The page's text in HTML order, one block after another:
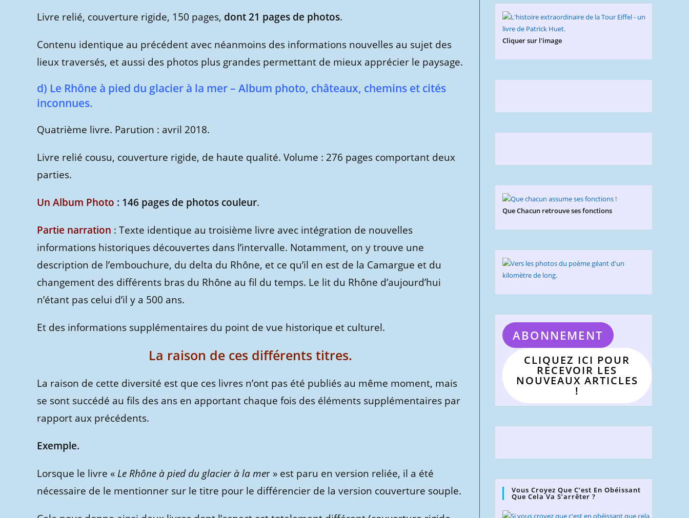
Livre relié, couverture rigide, 150 pages, dont 21 pages de photos.
Contenu identique au précédent avec néanmoins des informations nouvelles au sujet des
lieux traversés, et aussi des photos plus grandes permettant de mieux apprécier le paysage.
d) Le Rhône à pied du glacier à la mer – Album photo, châteaux, chemins et cités
inconnues.
Quatrième livre. Parution : avril 2018.
Livre relié cousu, couverture rigide, de haute qualité. Volume : 276 pages comportant deux
parties.
Un Album Photo : 146 pages de photos couleur.
Partie narration : Texte identique au troisième livre avec intégration de nouvelles
informations historiques découvertes dans l’intervalle. Notamment, on y trouve une
description de l’embouchure, du delta du Rhône, et ce qu’il en est de la Camargue et du
changement des différents bras du Rhône au fil du temps. Le lit du Rhône d’aujourd’hui
n’étant pas celui d’il y a 500 ans.
Et des informations supplémentaires du point de vue historique et culturel.
La raison de ces différents titres.
La raison de cette diversité est que ces livres n’ont pas été publiés au même moment, mais
se sont succédé au fils des ans en apportant chaque fois des éléments supplémentaires par
rapport aux précédents.
Exemple.
Lorsque le livre « Le Rhône à pied du glacier à la mer » est paru en version reliée, il a été
nécessaire de le mentionner sur le titre pour le différencier de la version couverture souple.
Cliquer sur l'image
Que Chacun retrouve ses fonctions
ABONNEMENT
CLIQUEZ ICI POUR
RECEVOIR LES
NOUVEAUX ARTICLES
!
Vous Croyez Que C’est En Obéissant
Que Cela Va S’arrêter ?